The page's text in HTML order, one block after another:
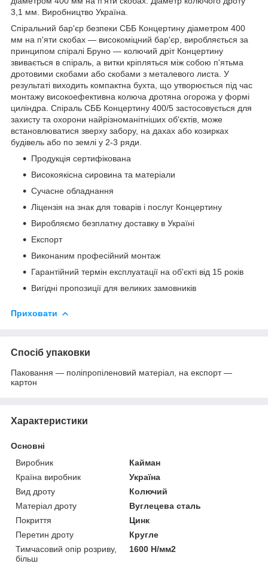
3,1 мм. Виробництво Україна.
Спіральний бар'єр безпеки СББ Концертину діаметром 400
мм на п'яти скобах — високоміцний бар'єр, виробляється за
принципом спіралі Бруно — колючий дріт Концертину
звивається в спіраль, а витки кріпляться між собою п'ятьма
дротовими скобами або скобами з металевого листа. У
результаті виходить компактна бухта, що утворюється під час
монтажу високоефективна колюча дротяна огорожа у формі
циліндра. Спіраль СББ Концертину 400/5 застосовується для
захисту та охорони найрізноманітніших об'єктів, може
встановлюватися зверху забору, на дахах або козирках
будівель або по землі у 2-3 ряди.
Продукція сертифікована
Високоякісна сировина та матеріали
Сучасне обладнання
Ліцензія на знак для товарів і послуг Концертину
Виробляємо безплатну доставку в Україні
Експорт
Виконаним професійний монтаж
Гарантійний термін експлуатації на об'єкті від 15 років
Вигідні пропозиції для великих замовників
Приховати
Спосіб упаковки
Паковання — поліпропіленовий матеріал, на експорт —
картон
Характеристики
Основні
Виробник
Кайман
Країна виробник
Україна
Вид дроту
Колючий
Матеріал дроту
Вуглецева сталь
Покриття
Цинк
Перетин дроту
Кругле
Тимчасовий опір розриву,
більш
1600 Н/мм2